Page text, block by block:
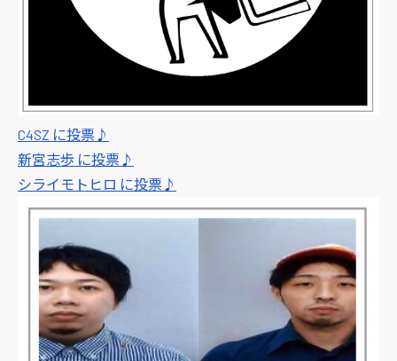
C4SZ に投票♪
新宮志歩 に投票♪
シライモトヒロ に投票♪